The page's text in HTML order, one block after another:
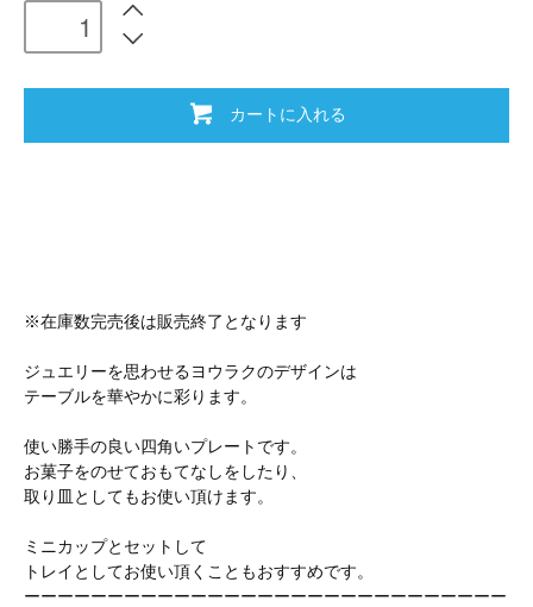
カートに入れる
※在庫数完売後は販売終了となります
ジュエリーを思わせるヨウラクのデザインは
テーブルを華やかに彩ります。
使い勝手の良い四角いプレートです。
お菓子をのせておもてなしをしたり、
取り皿としてもお使い頂けます。
ミニカップとセットして
トレイとしてお使い頂くこともおすすめです。
ーーーーーーーーーーーーーーーーーーーーーーーーーーーーー